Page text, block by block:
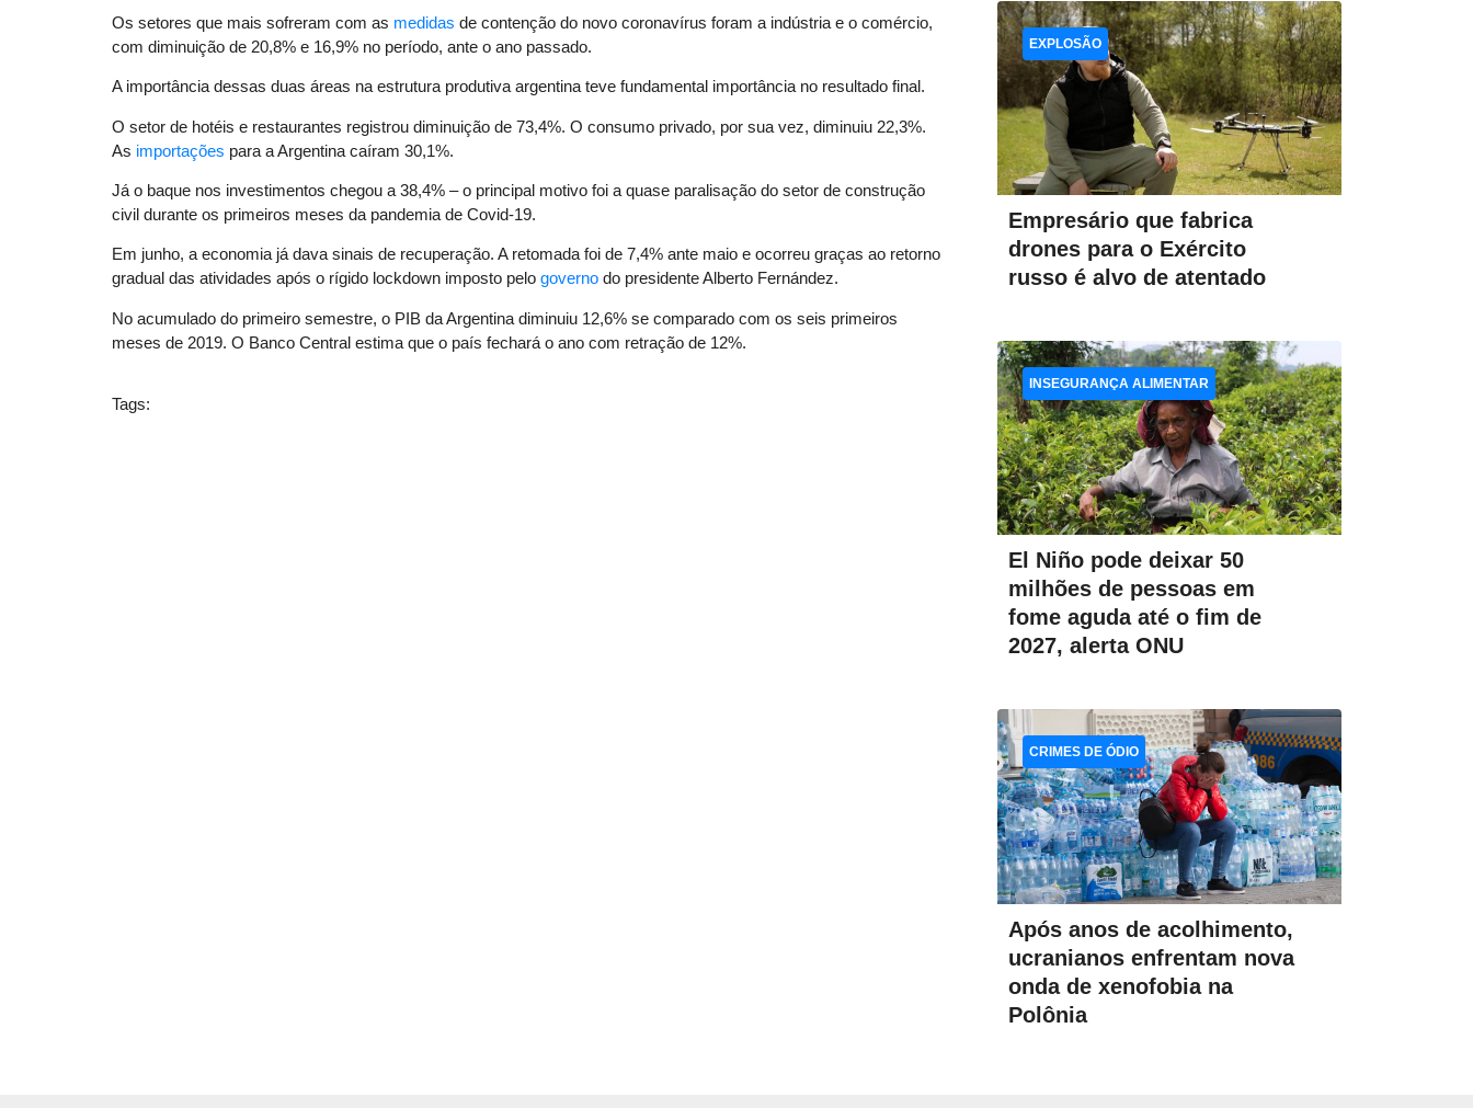
Os setores que mais sofreram com as medidas de contenção do novo coronavírus foram a indústria e o comércio,
com diminuição de 20,8% e 16,9% no período, ante o ano passado.
A importância dessas duas áreas na estrutura produtiva argentina teve fundamental importância no resultado final.
O setor de hotéis e restaurantes registrou diminuição de 73,4%. O consumo privado, por sua vez, diminuiu 22,3%.
As importações para a Argentina caíram 30,1%.
Já o baque nos investimentos chegou a 38,4% – o principal motivo foi a quase paralisação do setor de construção
civil durante os primeiros meses da pandemia de Covid-19.
Em junho, a economia já dava sinais de recuperação. A retomada foi de 7,4% ante maio e ocorreu graças ao retorno
gradual das atividades após o rígido lockdown imposto pelo governo do presidente Alberto Fernández.
No acumulado do primeiro semestre, o PIB da Argentina diminuiu 12,6% se comparado com os seis primeiros
meses de 2019. O Banco Central estima que o país fechará o ano com retração de 12%.
Tags:
Empresário que fabrica
drones para o Exército
russo é alvo de atentado
EXPLOSÃO
El Niño pode deixar 50
milhões de pessoas em
fome aguda até o fim de
2027, alerta ONU
INSEGURANÇA ALIMENTAR
Após anos de acolhimento,
ucranianos enfrentam nova
onda de xenofobia na
Polônia
CRIMES DE ÓDIO